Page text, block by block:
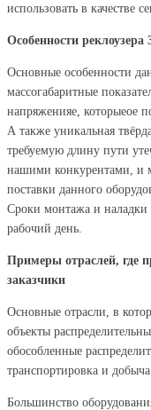
использовать в качестве
Особенности
Основные особенности
массогабаритные
напряженияе, которыеое
А также уникальная
требуемую длину пути
нашими конкурентами, и
поставки данного
Сроки монтажа и наладки
рабочий день.
Примеры отраслей, где
заказчики
Основные отрасли, в
объекты
обособленные
транспортировка и
Большинство